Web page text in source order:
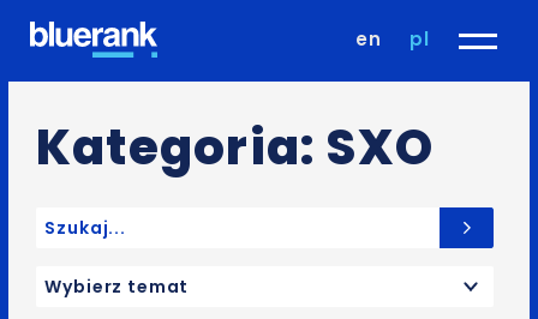
en pl
Kategoria: SXO
Wybierz temat